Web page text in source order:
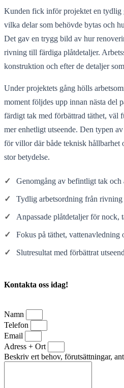
Kunden fick inför projektet en tydlig
vilka delar som behövde bytas och
Det gav en trygg bild av hur
rivning till färdiga plåtdetaljer.
konstruktion och efter de detaljer
Under projektets gång hölls
moment följdes upp innan nästa del
färdigt tak med förbättrad täthet, väl
mer enhetligt utseende. Den typen
för villor där både teknisk hållbarhet
stor betydelse.
✓ Genomgång av befintligt tak och
✓ Tydlig arbetsordning från
✓ Anpassade plåtdetaljer för nock,
✓ Fokus på täthet, vattenavledning
✓ Slutresultat med förbättrat
Kontakta oss idag!
Namn
Telefon
Email
Adress + Ort
Beskriv ert behov, förutsättningar,